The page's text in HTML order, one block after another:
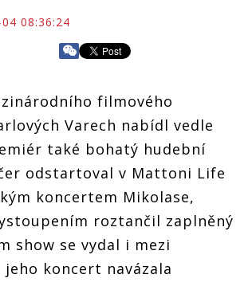
08:36:24
filmového
Varech nabídl vedle
také bohatý hudební
odstartoval v Mattoni Life
koncertem Mikolase,
roztančil zaplněný
show se vydal i mezi
jeho koncert navázala